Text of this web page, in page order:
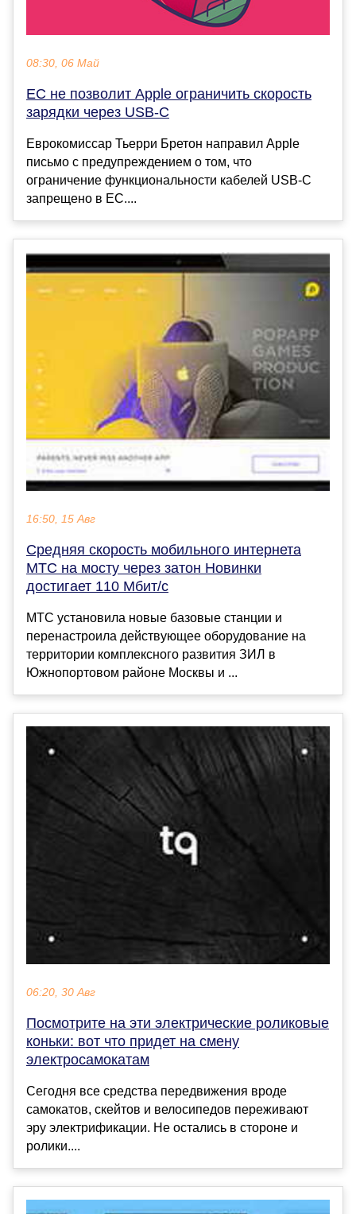
08:30, 06 Май
ЕС не позволит Apple ограничить скорость
зарядки через USB-C
Еврокомиссар Тьерри Бретон направил Apple
письмо с предупреждением о том, что
ограничение функциональности кабелей USB-C
запрещено в ЕС....
16:50, 15 Авг
Средняя скорость мобильного интернета
МТС на мосту через затон Новинки
достигает 110 Мбит/с
МТС установила новые базовые станции и
перенастроила действующее оборудование на
территории комплексного развития ЗИЛ в
Южнопортовом районе Москвы и ...
06:20, 30 Авг
Посмотрите на эти электрические роликовые
коньки: вот что придет на смену
электросамокатам
Сегодня все средства передвижения вроде
самокатов, скейтов и велосипедов переживают
эру электрификации. Не остались в стороне и
ролики....